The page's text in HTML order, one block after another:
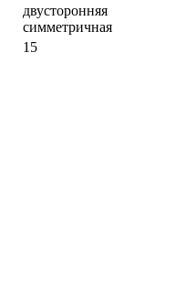
двусторонняя
симметричная
15